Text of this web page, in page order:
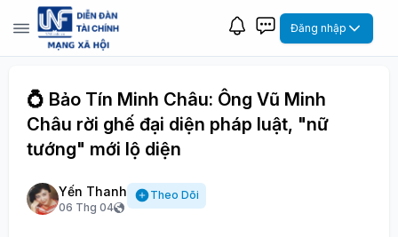
Đăng nhập
💍 Bảo Tín Minh Châu: Ông Vũ Minh
Châu rời ghế đại diện pháp luật, "nữ
tướng" mới lộ diện
Yến Thanh
06 Thg 04
Theo Dõi